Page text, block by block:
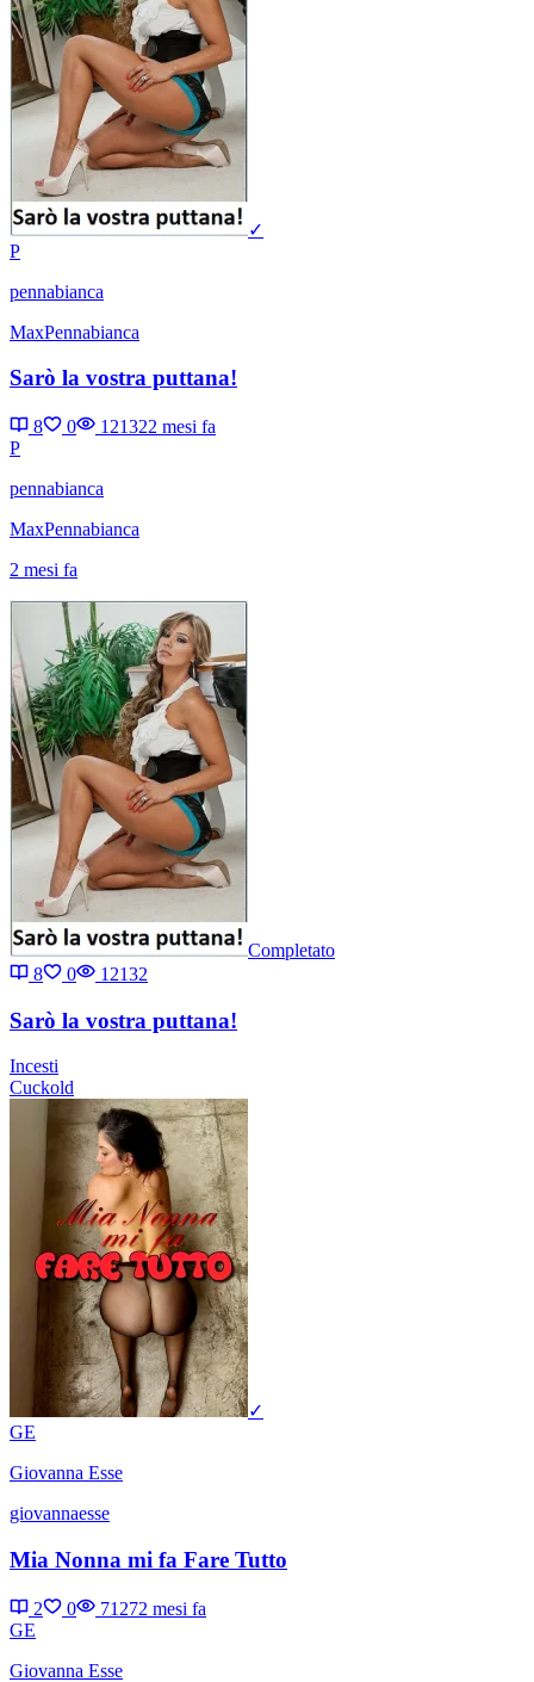
✓
P
pennabianca
MaxPennabianca
Sarò la vostra puttana!
8 0 121322 mesi fa
P
pennabianca
MaxPennabianca
2 mesi fa
Completato
8
0 12132
Sarò la vostra puttana!
Incesti
Cuckold
✓
GE
Giovanna Esse
giovannaesse
Mia Nonna mi fa Fare Tutto
2 0 71272 mesi fa
GE
Giovanna Esse